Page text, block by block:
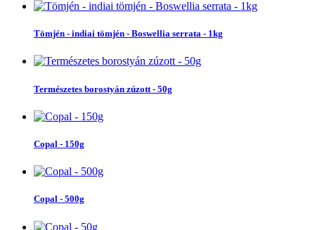
Tömjén - indiai tömjén - Boswellia serrata - 1kg
Természetes borostyán zúzott - 50g
Copal - 150g
Copal - 500g